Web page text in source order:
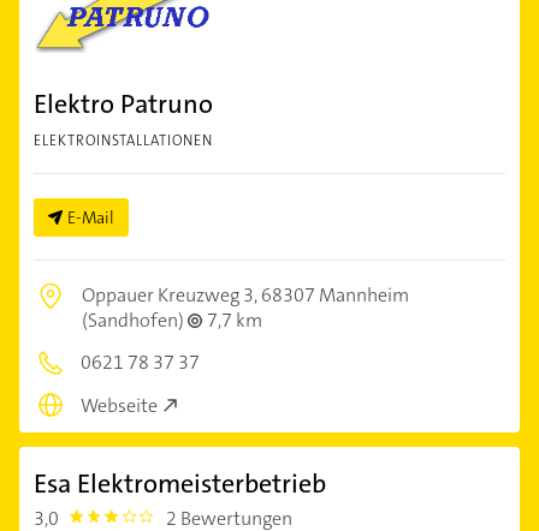
Elektro Patruno
ELEKTROINSTALLATIONEN
E-Mail
Oppauer Kreuzweg 3,68307 Mannheim
(Sandhofen)
7,7 km
0621 78 37 37
Webseite
Esa Elektromeisterbetrieb
3,0 3.0 2 Bewertungen